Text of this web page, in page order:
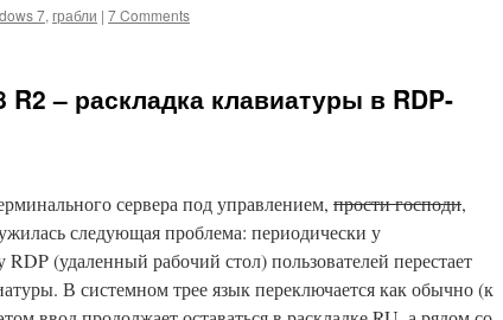
7, грабли | 7 Comments
– раскладка клавиатуры в RDP-
сервера под управлением, прости господи,
следующая проблема: периодически у
(удаленный рабочий стол) пользователей перестает
В системном трее язык переключается как обычно (к